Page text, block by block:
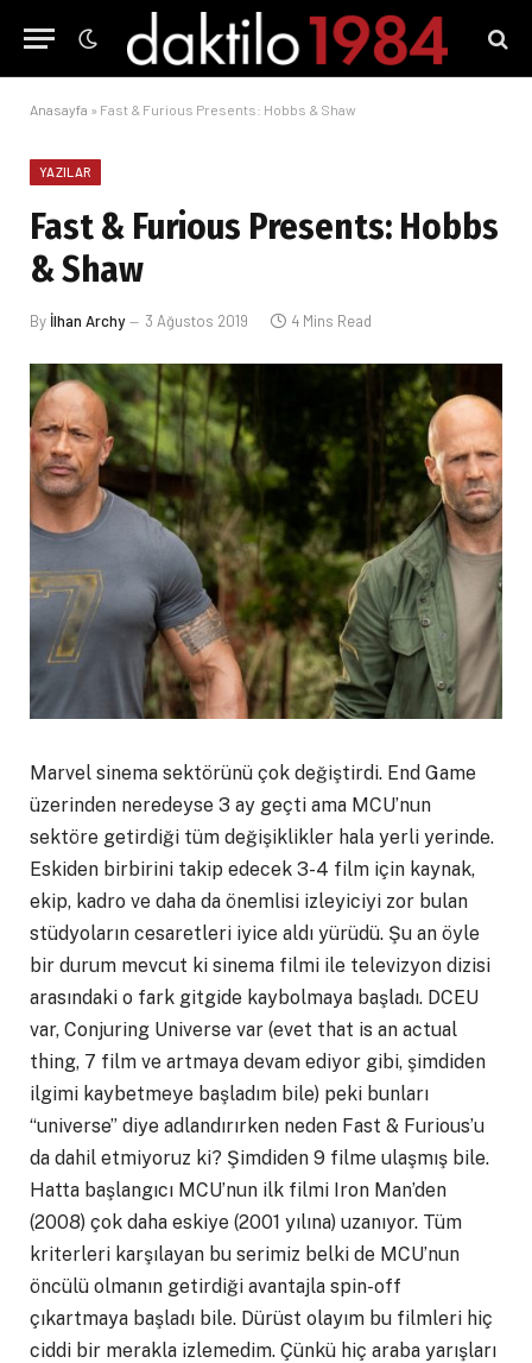
Anasayfa » Fast & Furious Presents: Hobbs & Shaw
YAZILAR
Fast & Furious Presents: Hobbs
& Shaw
By İlhan Archy 3 Ağustos 2019 4 Mins Read
Marvel sinema sektörünü çok değiştirdi. End Game
üzerinden neredeyse 3 ay geçti ama MCU’nun
sektöre getirdiği tüm değişiklikler hala yerli yerinde.
Eskiden birbirini takip edecek 3-4 film için kaynak,
ekip, kadro ve daha da önemlisi izleyiciyi zor bulan
stüdyoların cesaretleri iyice aldı yürüdü. Şu an öyle
bir durum mevcut ki sinema filmi ile televizyon dizisi
arasındaki o fark gitgide kaybolmaya başladı. DCEU
var, Conjuring Universe var (evet that is an actual
thing, 7 film ve artmaya devam ediyor gibi, şimdiden
ilgimi kaybetmeye başladım bile) peki bunları
“universe” diye adlandırırken neden Fast & Furious’u
da dahil etmiyoruz ki? Şimdiden 9 filme ulaşmış bile.
Hatta başlangıcı MCU’nun ilk filmi Iron Man’den
(2008) çok daha eskiye (2001 yılına) uzanıyor. Tüm
kriterleri karşılayan bu serimiz belki de MCU’nun
öncülü olmanın getirdiği avantajla spin-off
çıkartmaya başladı bile. Dürüst olayım bu filmleri hiç
ciddi bir merakla izlemedim. Çünkü hiç araba yarışları